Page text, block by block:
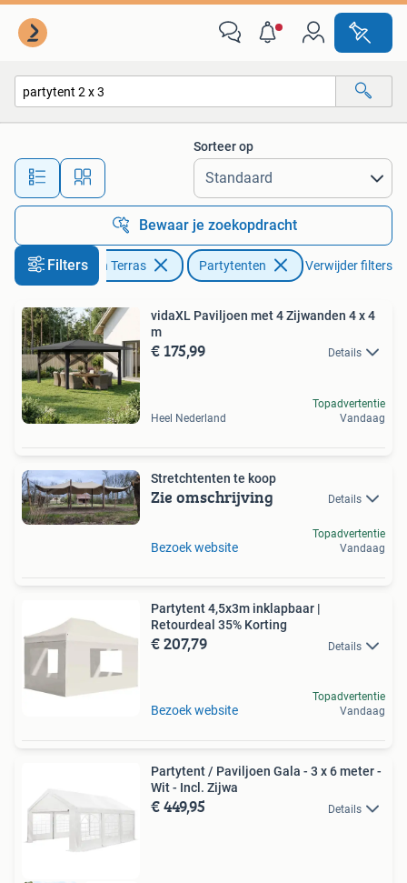
Alle afstanden…
Sorteer op
Bewaar je zoekopdracht
FiltersTuin en Terras Partytenten Verwijder filters
vidaXL Paviljoen met 4 Zijwanden 4 x 4
m
€ 175,99 Details
Heel Nederland
Topadvertentie
Vandaag
Stretchtenten te koop
Zie omschrijving Details
Bezoek website
Topadvertentie
Vandaag
Partytent 4,5x3m inklapbaar |
Retourdeal 35% Korting
€ 207,79 Details
Bezoek website
Topadvertentie
Vandaag
Partytent / Paviljoen Gala - 3 x 6 meter -
Wit - Incl. Zijwa
€ 449,95 Details